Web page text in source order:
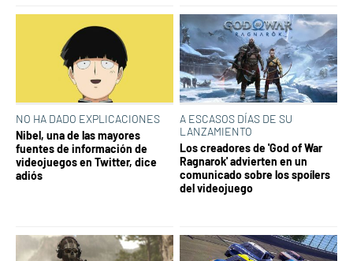
NO HA DADO EXPLICACIONES
Nibel, una de las mayores
fuentes de información de
videojuegos en Twitter, dice
adiós
A ESCASOS DÍAS DE SU
LANZAMIENTO
Los creadores de 'God of War
Ragnarok' advierten en un
comunicado sobre los spoílers
del videojuego